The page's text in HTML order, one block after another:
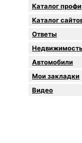
Каталог профи
Каталог
Oтветы
Недвижимость
Автомобили
Мои закладки
Видео